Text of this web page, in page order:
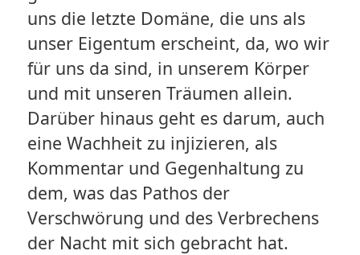
uns die letzte Domäne, die uns als
unser Eigentum erscheint, da, wo wir
für uns da sind, in unserem Körper
und mit unseren Träumen allein.
Darüber hinaus geht es darum, auch
eine Wachheit zu injizieren, als
Kommentar und Gegenhaltung zu
dem, was das Pathos der
Verschwörung und des Verbrechens
der Nacht mit sich gebracht hat.